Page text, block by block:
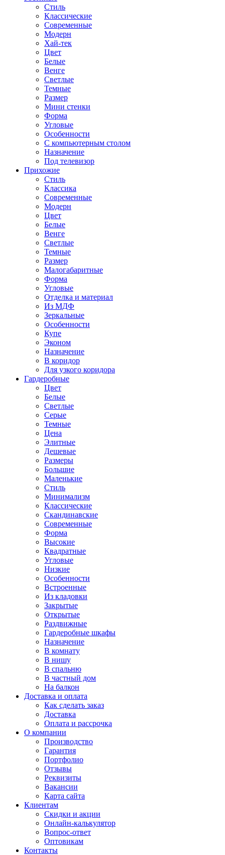
Стиль
Классические
Современные
Модерн
Хай-тек
Цвет
Белые
Венге
Светлые
Темные
Размер
Мини стенки
Форма
Угловые
Особенности
С компьютерным столом
Назначение
Под телевизор
Прихожие
Стиль
Классика
Современные
Модерн
Цвет
Белые
Венге
Светлые
Темные
Размер
Малогабаритные
Форма
Угловые
Отделка и материал
Из МДФ
Зеркальные
Особенности
Купе
Эконом
Назначение
В коридор
Для узкого коридора
Гардеробные
Цвет
Белые
Светлые
Серые
Темные
Цена
Элитные
Дешевые
Размеры
Большие
Маленькие
Стиль
Минимализм
Классические
Скандинавские
Современные
Форма
Высокие
Квадратные
Угловые
Низкие
Особенности
Встроенные
Из кладовки
Закрытые
Открытые
Раздвижные
Гардеробные шкафы
Назначение
В комнату
В нишу
В спальню
В частный дом
На балкон
Доставка и оплата
Как сделать заказ
Доставка
Оплата и рассрочка
О компании
Производство
Гарантия
Портфолио
Отзывы
Реквизиты
Вакансии
Карта сайта
Клиентам
Скидки и акции
Онлайн-калькулятор
Вопрос-ответ
Оптовикам
Контакты